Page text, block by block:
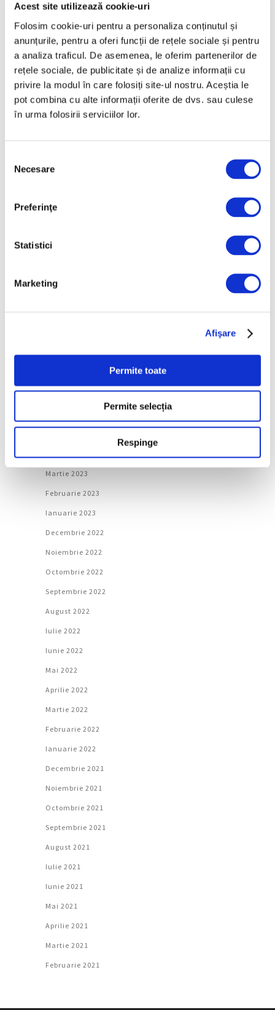
Acest site utilizează cookie-uri
Folosim cookie-uri pentru a personaliza conținutul și
anunțurile, pentru a oferi funcții de rețele sociale și pentru
a analiza traficul. De asemenea, le oferim partenerilor de
rețele sociale, de publicitate și de analize informații cu
privire la modul în care folosiți site-ul nostru. Aceștia le
pot combina cu alte informații oferite de dvs. sau culese
în urma folosirii serviciilor lor.
consimțământului
Necesare
Preferinţe
Statistici
Marketing
Afişare
Permite toate
Permite selecția
Respinge
Februarie 2025
Ianuarie 2025
Decembrie 2024
Noiembrie 2024
Octombrie 2024
Septembrie 2024
Septembrie 2023
Iulie 2023
Martie 2023
Februarie 2023
Ianuarie 2023
Decembrie 2022
Noiembrie 2022
Octombrie 2022
Septembrie 2022
August 2022
Iulie 2022
Iunie 2022
Mai 2022
Aprilie 2022
Martie 2022
Februarie 2022
Ianuarie 2022
Decembrie 2021
Noiembrie 2021
Octombrie 2021
Septembrie 2021
August 2021
Iulie 2021
Iunie 2021
Mai 2021
Aprilie 2021
Martie 2021
Februarie 2021